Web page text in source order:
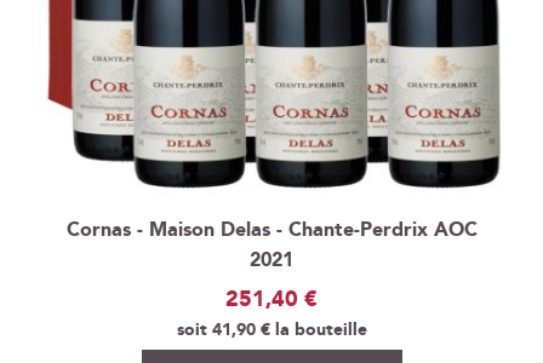
Cornas - Maison Delas - Chante-Perdrix AOC
2021
251,40 €
soit41,90 €la bouteille